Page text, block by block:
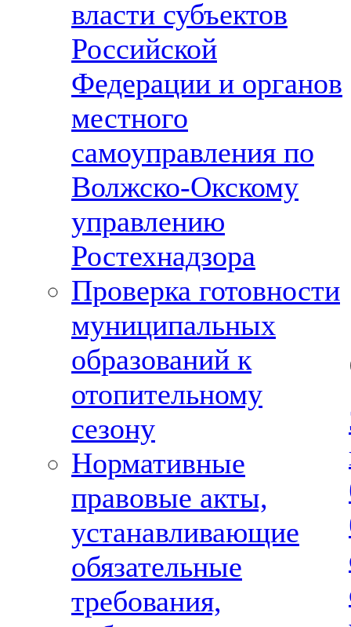
власти субъектов
Российской
Федерации и органов
местного
самоуправления по
Волжско-Окскому
управлению
Ростехнадзора
Проверка готовности
муниципальных
образований к
отопительному
сезону
Нормативные
правовые акты,
устанавливающие
обязательные
требования,